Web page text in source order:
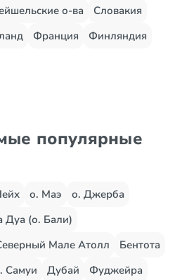
о-ва
Словакия
Франция
Финляндия
популярные
о. Маэ
о. Джерба
Дуа (о. Бали)
Мале Атолл
Бентота
Самуи Дубай
Фуджейра